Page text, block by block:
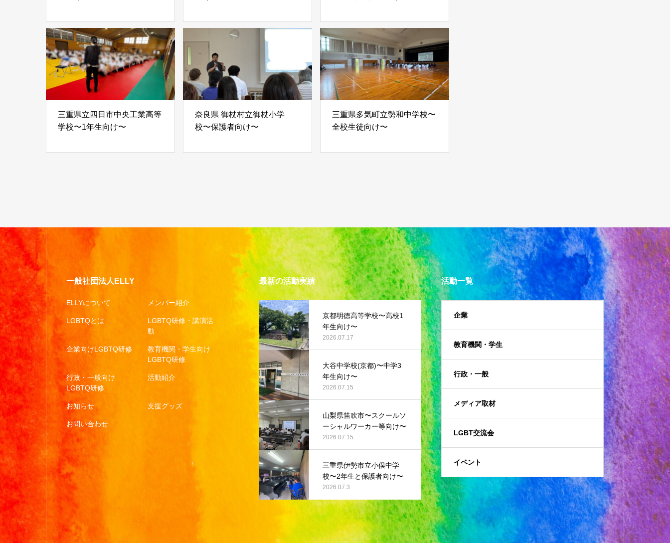
三重県立四日市中央工業高等
学校〜1年生向け〜
奈良県 御杖村立御杖小学
校〜保護者向け〜
三重県多気町立勢和中学校〜
全校生徒向け〜
一般社団法人ELLY
ELLYについて メンバー紹介
LGBTQとは
LGBTQ研修・講演活
動
企業向けLGBTQ研修
教育機関・学生向け
LGBTQ研修
行政・一般向け
LGBTQ研修
活動紹介
お知らせ 支援グッズ
お問い合わせ
最新の活動実績
京都明徳高等学校〜高校1
年生向け〜
2026.07.17
大谷中学校(京都)〜中学3
年生向け〜
2026.07.15
山梨県笛吹市〜スクールソ
ーシャルワーカー等向け〜
2026.07.15
三重県伊勢市立小俣中学
校〜2年生と保護者向け〜
2026.07.3
活動一覧
企業
教育機関・学生
行政・一般
メディア取材
LGBT交流会
イベント